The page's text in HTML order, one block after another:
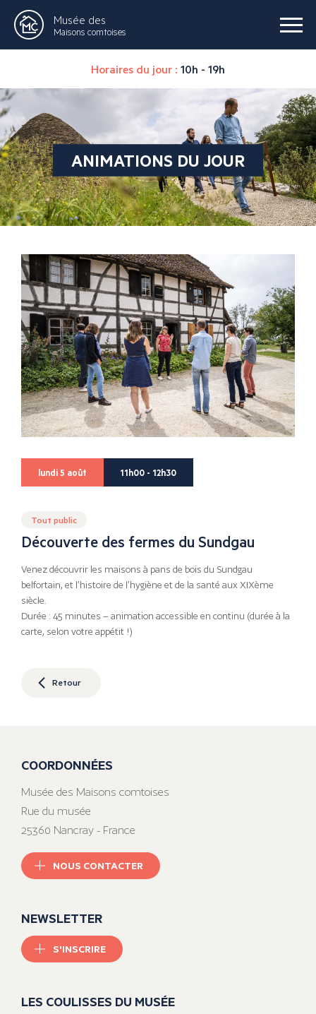
Musée des
Maisons comtoises
Horaires du jour : 10h - 19h
ANIMATIONS DU JOUR
lundi 5 août 11h00 - 12h30
Tout public
Découverte des fermes du Sundgau
Venez découvrir les maisons à pans de bois du Sundgau
belfortain, et l’histoire de l’hygiène et de la santé aux XIXème
siècle.
Durée : 45 minutes – animation accessible en continu (durée à la
carte, selon votre appétit !)
Retour
COORDONNÉES
Musée des Maisons comtoises
Rue du musée
25360 Nancray - France
NOUS CONTACTER
NEWSLETTER
S'INSCRIRE
LES COULISSES DU MUSÉE